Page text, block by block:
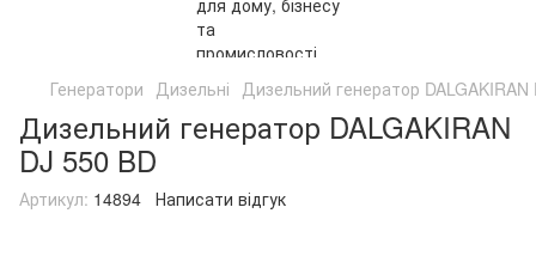
Генератори Дизельні Дизельний генератор DALGAKIRAN
Дизельний генератор DALGAKIRAN
DJ 550 BD
Артикул: 14894 Написати відгук